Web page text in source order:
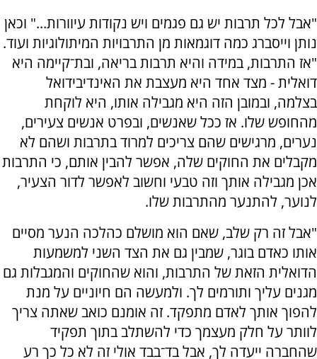
"אבל לכל תרבות יש גם פגמים ויש נקודות עיוורות..." וכאן
נותן וייסברג כמה דוגמאות מן התרבויות המיתולוגיות ועוד.
"אז התרבות, במידה והיא תרבות בריאה, ובת־קיימה היא
דואלית - מצד אחד היא מעצבת את האינדיבידואל
בצלמה, ובמובן הזה היא מגבילה אותו, היא לוקחת
מהחופש שלו. אז ככל שאנשים, ובפרט אנשים צעירים,
נערים, מרגישים שהם צריכים למרוד בתרבות ושהם לא
מקבלים את החוקים שלה, אפשר להבין אותם, כי התרבות
אכן מגבילה אותך וזה טבעי וחשוב לאפשר לדור הצעיר,
לנוער, להתנער מהתרבות שלו.
"אבל זה רק שלב, שאם הוא מושלם כהלכה הנער מסיים
אותו כאדם בוגר, שמבין גם את הצד השני למשמעות
הדואלית הזאת של התרבות, והוא שהחוקים והמגבלות גם
מגנים עליך ותורמים לך. ולמעשה הם חיוניים על מנת
להפוך אותך לאדם מתפקד. זה אומנם כואב שאתה צריך
לוותר על חלק מעצמך כדי להשתלב בתוך תפקיד
שהחברה ייעדה לך, אבל בד־בבד אולי זה לא כל כך רע